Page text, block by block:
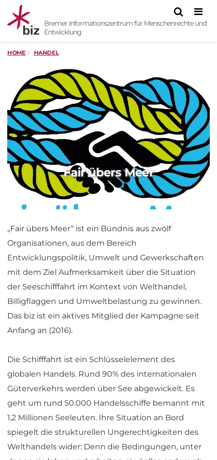
Bremer Informationszentrum für Menschenrechte und
Entwicklung
HOME HANDEL
Fair übers Meer
„Fair übers Meer“ ist ein Bündnis aus zwölf
Organisationen, aus dem Bereich
Entwicklungspolitik, Umwelt und Gewerkschaften
mit dem Ziel Aufmerksamkeit über die Situation
der Seeschifffahrt im Kontext von Welthandel,
Billigflaggen und Umweltbelastung zu gewinnen.
Das biz ist ein aktives Mitglied der Kampagne seit
Anfang an (2016).
Die Schifffahrt ist ein Schlüsselelement des
globalen Handels. Rund 90% des internationalen
Güterverkehrs werden über See abgewickelt. Es
geht um rund 50.000 Handelsschiffe bemannt mit
1,2 Millionen Seeleuten. Ihre Situation an Bord
spiegelt die strukturellen Ungerechtigkeiten des
Welthandels wider: Denn die Bedingungen, unter